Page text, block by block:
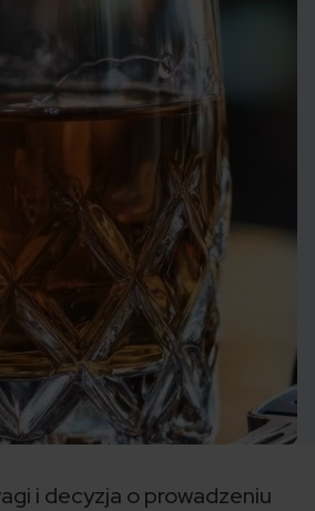
i decyzja o prowadzeniu